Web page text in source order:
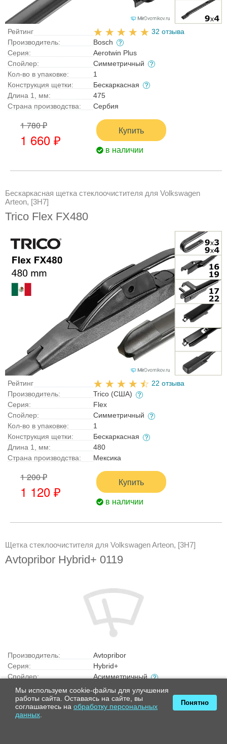
Рейтинг
32 отзыва
Производитель:
Bosch
Серия:
Aerotwin Plus
Спойлер:
Симметричный
Кол-во в упаковке:
1
Конструкция щетки:
Бескаркасная
Длина 1, мм:
475
Страна производства:
Сербия
1 780 ₽
1 660 ₽
Купить
в наличии
Бескаркасная щетка стеклоочистителя для Volkswagen
Arteon, [3H7]
Trico Flex FX480
Рейтинг
22 отзыва
Производитель:
Trico (США)
Серия:
Flex
Спойлер:
Симметричный
Кол-во в упаковке:
1
Конструкция щетки:
Бескаркасная
Длина 1, мм:
480
Страна производства:
Мексика
1 200 ₽
1 120 ₽
Купить
в наличии
Щетка стеклоочистителя для Volkswagen Arteon, [3H7]
Avtopribor Hybrid+ 0119
Производитель:
Avtopribor
Серия:
Hybrid+
Спойлер:
Асимметричный
Кол-во в упаковке:
1
Конструкция щетки:
Гибридная
Длина 1, мм:
480
Страна производства:
Мы используем cookie-файлы для улучшения
работы сайта. Оставаясь на сайте, вы
соглашаетесь на обработку персональных
данных
Понятно